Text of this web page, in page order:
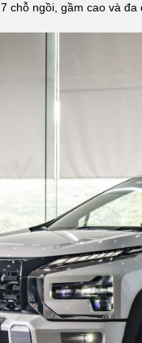
chỗ ngồi, gầm cao và đa